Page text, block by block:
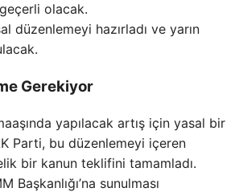
olacak.
düzenlemeyi hazırladı ve yarın
Gerekiyor
yapılacak artış için yasal bir
Parti, bu düzenlemeyi içeren
bir kanun teklifini tamamladı.
Başkanlığı’na sunulması